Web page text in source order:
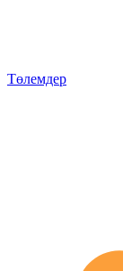
Төлемдер